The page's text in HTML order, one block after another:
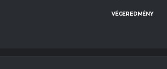
VÉGEREDMÉNY